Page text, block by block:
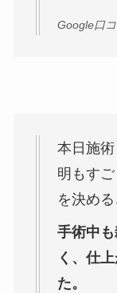
Google口
本日施
明もす
を決める
手術中
く、仕
た。